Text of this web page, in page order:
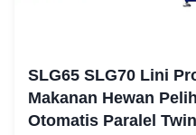
SLG65 SLG70 Lini
Makanan Hewan
Otomatis Paralel